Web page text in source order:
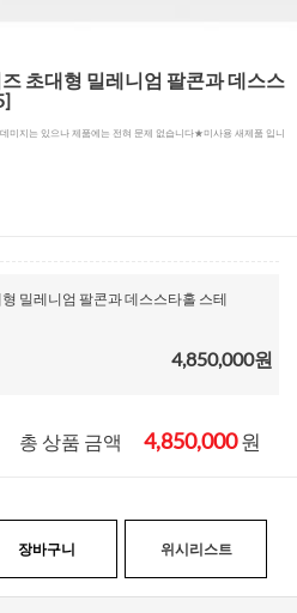
초대형 밀레니엄 팔콘과 데스스
미지는 있으나 제품에는 전혀 문제 없습니다★미사용 새제품 입니
밀레니엄 팔콘과 데스스타홀 스테
4,850,000원
총 상품 금액 4,850,000원
장바구니 위시리스트